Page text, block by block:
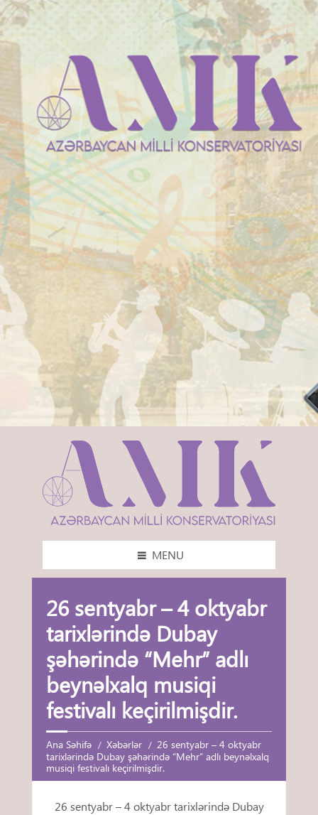
MENU
26 sentyabr – 4 oktyabr
tarixlərində Dubay
şəhərində “Mehr” adlı
beynəlxalq musiqi
festivalı keçirilmişdir.
Ana Səhifə Xəbərlər
26 sentyabr – 4 oktyabr
tarixlərində Dubay şəhərində “Mehr” adlı beynəlxalq
musiqi festivalı keçirilmişdir.
26 sentyabr – 4 oktyabr tarixlərində Dubay